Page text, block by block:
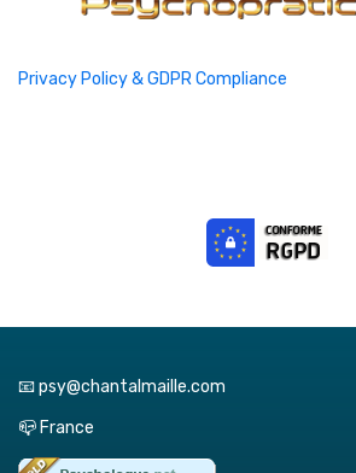
Privacy Policy & GDPR Compliance
📧 psy@chantalmaille.com
📪 France